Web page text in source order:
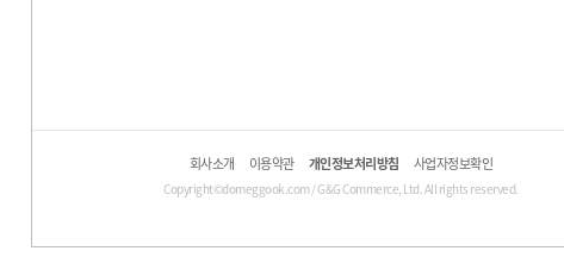
회사소개 이용약관 개인정보처리방침 사업자정보확인
Copyright©domeggook.com / G&G Commerce, Ltd. All rights reserved.